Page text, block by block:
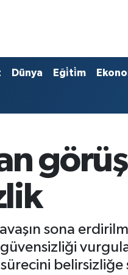
Dünya Eği̇ti̇m
sona
belirsizliğe